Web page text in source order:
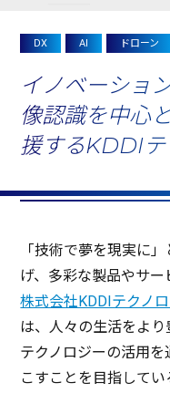
DX AI ドローン
イノベーショ
像認識を中心
援するKDDI
「技術で夢を現実に」
げ、 多彩な製品やサー
株式会社KDDIテクノ
は、人々の生活をより
テクノロジーの活用を
こすことを 目指して